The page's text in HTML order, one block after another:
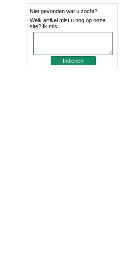
Niet gevonden wat u zocht?
Welk artikel mist u nog op onze
site? Ik mis: